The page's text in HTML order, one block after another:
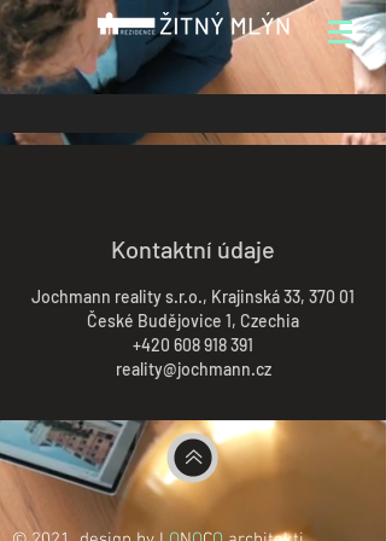
Kontaktní údaje
Jochmann reality s.r.o., Krajinská 33, 370 01
České Budějovice 1, Czechia
+420 608 918 391
reality@jochmann.cz